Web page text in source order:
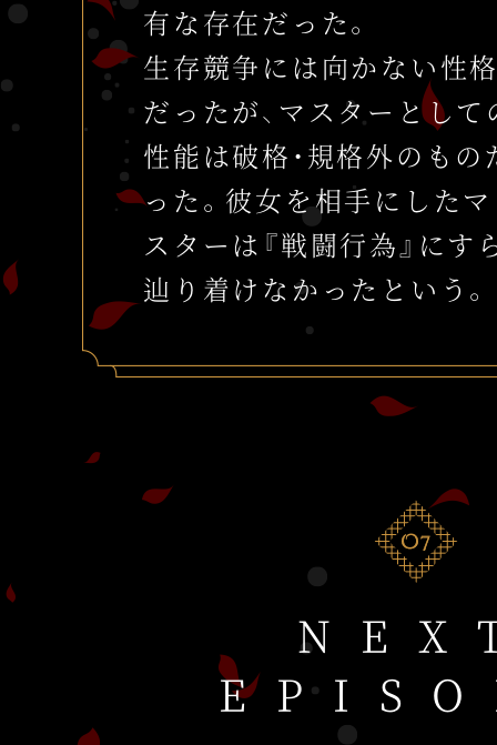
有な存在だった。
生存競争には向かない性
だったが、マスターとして
性能は破格・規格外のもの
った。彼女を相手にしたマ
スターは『戦闘行為』にす
辿り着けなかったという。